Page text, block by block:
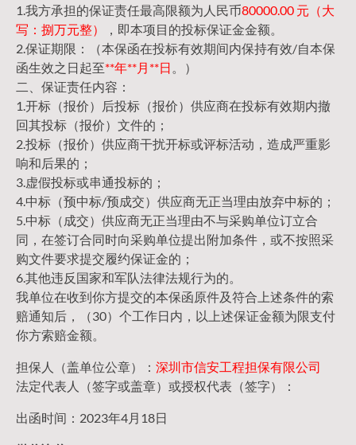
1.我方承担的保证责任最高限额为人民币80000.00 元（大
写：捌万元整）
，即本项目的投标保证金金额。
2.保证期限：（本保函在投标有效期间内保持有效/自本保
函生效之日起至**年**月**日 。）
二、保证责任内容：
1.开标（报价）后投标（报价）供应商在投标有效期内撤
回其投标（报价）文件的；
2.投标（报价）供应商干扰开标或评标活动，造成严重影
响和后果的；
3.虚假投标或串通投标的；
4.中标（预中标/预成交）供应商无正当理由放弃中标的；
5.中标（成交）供应商无正当理由不与采购单位订立合
同，在签订合同时向采购单位提出附加条件，或不按照采
购文件要求提交履约保证金的；
6.其他违反国家和军队法律法规行为的。
我单位在收到你方提交的本保函原件及符合上述条件的索
赔通知后，（30）个工作日内，以上述保证金额为限支付
你方索赔金额。
担保人（盖单位公章）： 深圳市信安工程担保有限公司
法定代表人（签字或盖章）或授权代表（签字）：
出函时间：2023年4月18日